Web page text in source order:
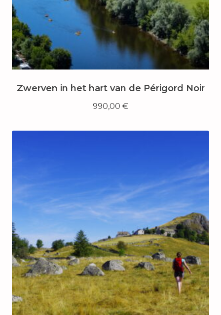
Zwerven in het hart van de Périgord Noir
990,00 €